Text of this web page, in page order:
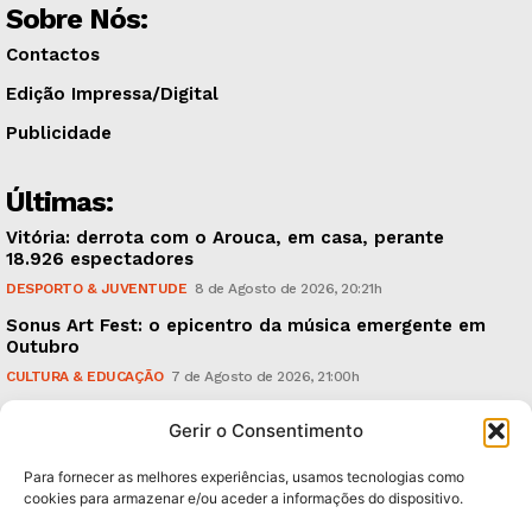
Gerir o Consentimento
Para fornecer as melhores experiências, usamos tecnologias como
cookies para armazenar e/ou aceder a informações do dispositivo.
Sobre Nós:
Contactos
Edição Impressa/Digital
Publicidade
Últimas:
Vitória: derrota com o Arouca, em casa, perante
18.926 espectadores
DESPORTO & JUVENTUDE 8 de Agosto de 2026, 20:21h
Sonus Art Fest: o epicentro da música emergente em
Outubro
CULTURA & EDUCAÇÃO 7 de Agosto de 2026, 21:00h